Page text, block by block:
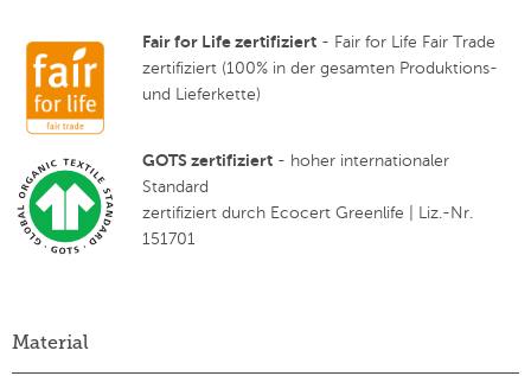
Fair for Life zertifiziert - Fair for Life Fair Trade
zertifiziert (100% in der gesamten Produktions-
und Lieferkette)
GOTS zertifiziert - hoher internationaler
Standard
zertifiziert durch Ecocert Greenlife | Liz.-Nr.
151701
Material